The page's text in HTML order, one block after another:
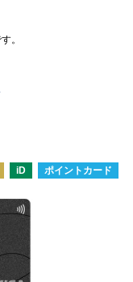
。
iD ポイントカード